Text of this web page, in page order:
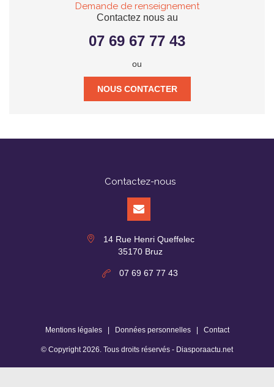
Demande de renseignement
Contactez nous au
07 69 67 77 43
ou
NOUS CONTACTER
Contactez-nous
14 Rue Henri Queffelec
35170 Bruz
07 69 67 77 43
Mentions légales| Données personnelles| Contact
© Copyright2026. Tous droits réservés - Diasporaactu.net